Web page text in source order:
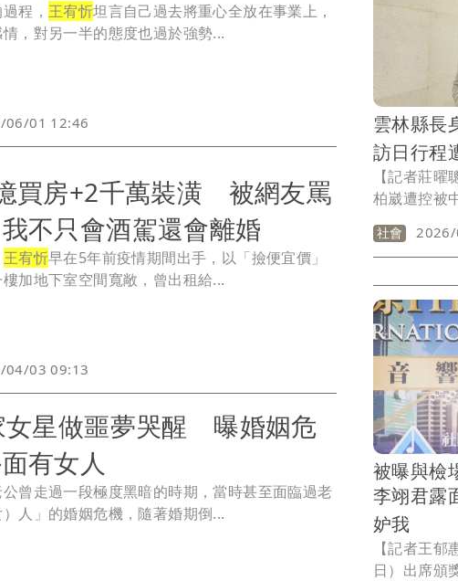
程， 王宥忻坦言自己過去將重心全放在事業上，
，對另一半的態度也過於強勢...
06/01 12:46
買房+2千萬裝潢 被網友罵
不只會酒駕還會離婚
王宥忻早在5年前疫情期間出手，以「撿便宜價」
加地下室空間寬敞，曾出租給...
04/03 09:13
女星做噩夢哭醒 曝婚姻危
有女人
曾走過一段極度黑暗的時期，當時甚至面臨過老
人」的婚姻危機，隨著婚期倒...
雲林縣長
訪日行程
【記者莊
柏崴遭控被
收，與雲林
作，刺探訪
買民眾勞健
牟利，北檢
張麗善聞訊
涯規劃，離
常，尊重司
社會
被曝與檢
李翊君露
妒我
【記者王
日）出席頒